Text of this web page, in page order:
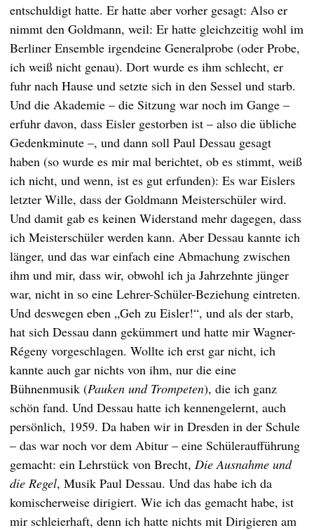
entschuldigt hatte. Er hatte aber vorher gesagt: Also er
nimmt den Goldmann, weil: Er hatte gleichzeitig wohl im
Berliner Ensemble irgendeine Generalprobe (oder Probe,
ich weiß nicht genau). Dort wurde es ihm schlecht, er
fuhr nach Hause und setzte sich in den Sessel und starb.
Und die Akademie – die Sitzung war noch im Gange –
erfuhr davon, dass Eisler gestorben ist – also die übliche
Gedenkminute –, und dann soll Paul Dessau gesagt
haben (so wurde es mir mal berichtet, ob es stimmt, weiß
ich nicht, und wenn, ist es gut erfunden): Es war Eislers
letzter Wille, dass der Goldmann Meisterschüler wird.
Und damit gab es keinen Widerstand mehr dagegen, dass
ich Meisterschüler werden kann. Aber Dessau kannte ich
länger, und das war einfach eine Abmachung zwischen
ihm und mir, dass wir, obwohl ich ja Jahrzehnte jünger
war, nicht in so eine Lehrer-Schüler-Beziehung eintreten.
Und deswegen eben „Geh zu Eisler!“, und als der starb,
hat sich Dessau dann gekümmert und hatte mir Wagner-
Régeny vorgeschlagen. Wollte ich erst gar nicht, ich
kannte auch gar nichts von ihm, nur die eine
Bühnenmusik (Pauken und Trompeten), die ich ganz
schön fand. Und Dessau hatte ich kennengelernt, auch
persönlich, 1959. Da haben wir in Dresden in der Schule
– das war noch vor dem Abitur – eine Schüleraufführung
gemacht: ein Lehrstück von Brecht, Die Ausnahme und
die Regel, Musik Paul Dessau. Und das habe ich da
komischerweise dirigiert. Wie ich das gemacht habe, ist
mir schleierhaft, denn ich hatte nichts mit Dirigieren am